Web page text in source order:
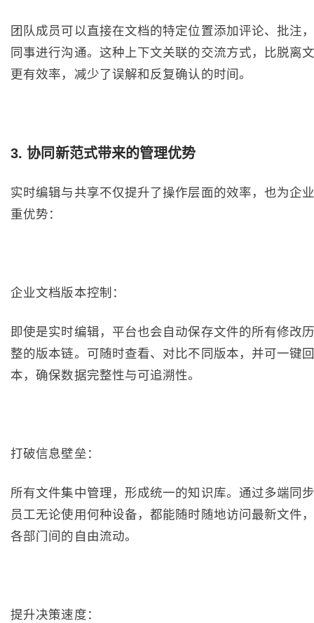
团队成员可以直接在文档的特定位置添加评论、批注
同事进行沟通。这种上下文关联的交流方式，比脱离
更有效率，减少了误解和反复确认的时间。
3. 协同新范式带来的管理优势
实时编辑与共享不仅提升了操作层面的效率，也为企
重优势：
企业文档版本控制：
即使是实时编辑，平台也会自动保存文件的所有修改
整的版本链。可随时查看、对比不同版本，并可一键
本，确保数据完整性与可追溯性。
打破信息壁垒：
所有文件集中管理，形成统一的知识库。通过多端同
员工无论使用何种设备，都能随时随地访问最新文件
各部门间的自由流动。
提升决策速度：